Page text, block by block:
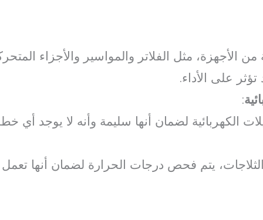
من الأجهزة، مثل الفلاتر والمواسير والأجزاء
على الأداء.
:
الكهربائية لضمان أنها سليمة وأنه لا يوجد أي
يتم فحص درجات الحرارة لضمان أنها